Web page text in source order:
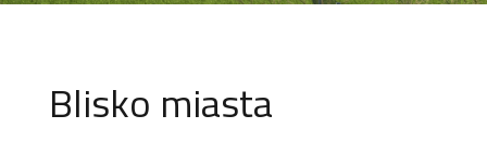
Blisko miasta